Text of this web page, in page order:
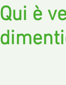
Qui è